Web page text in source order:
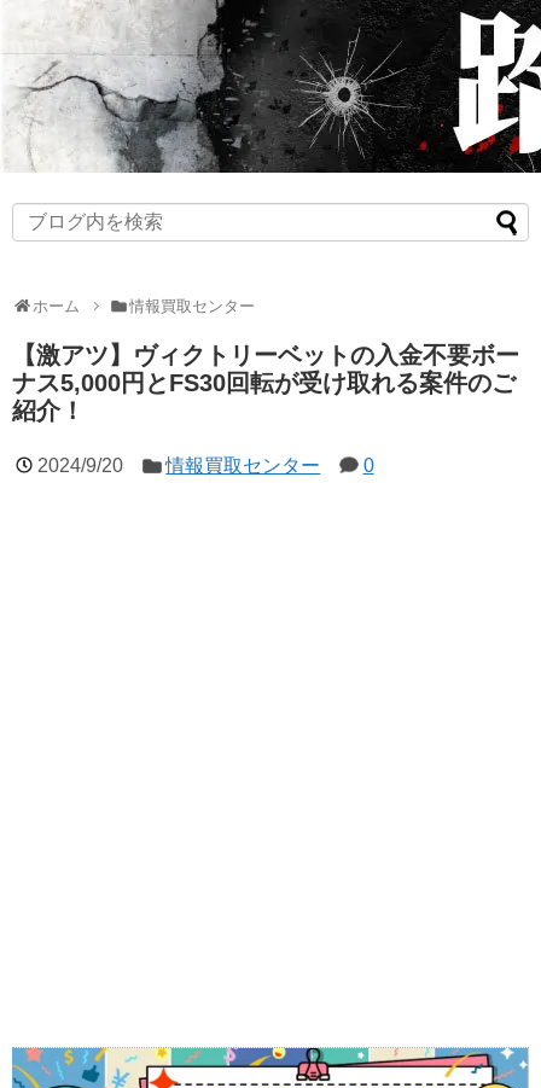
ホーム 情報買取センター
【激アツ】ヴィクトリーベットの入金不要ボー
ナス5,000円とFS30回転が受け取れる案件のご
紹介！
2024/9/20 情報買取センター 0